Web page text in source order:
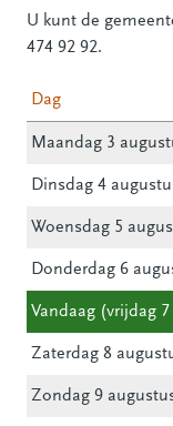
U kunt de
474 92 92.
Dag
Maandag 3
Dinsdag 4
Woensdag 5
Donderdag 6
Vandaag (vrijdag
Zaterdag 8
Zondag 9